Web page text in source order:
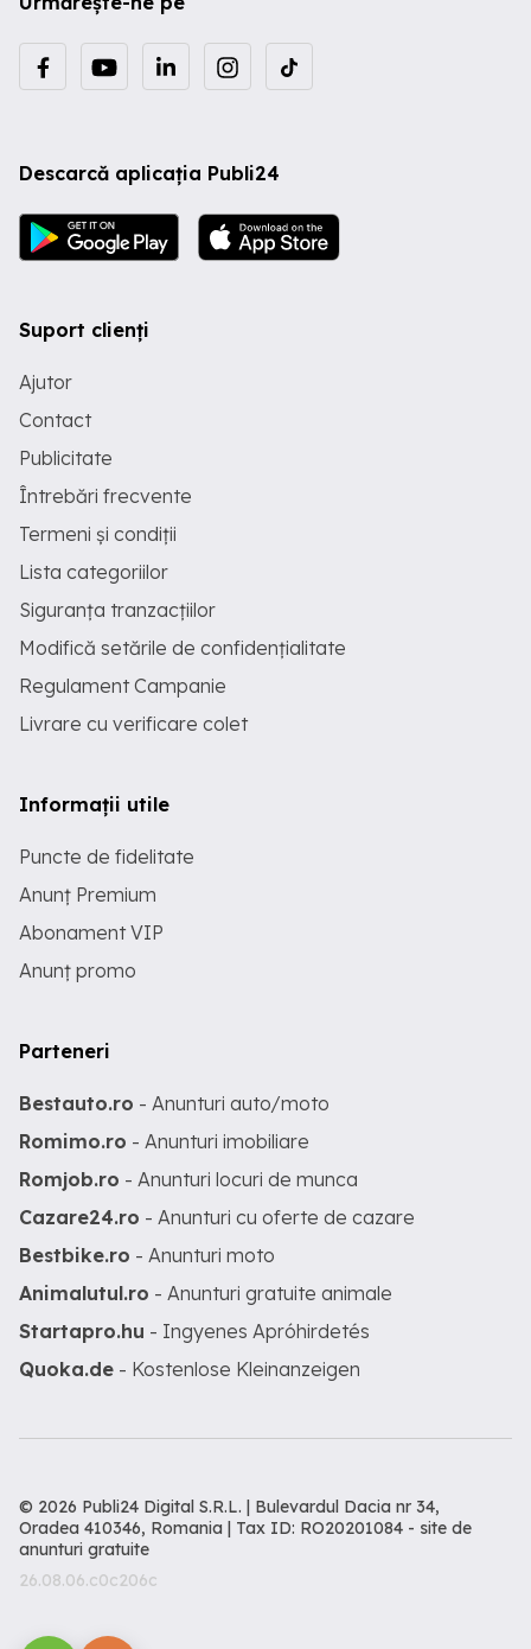
Descarcă aplicația Publi24
Suport clienți
Ajutor
Contact
Publicitate
Întrebări frecvente
Termeni și condiții
Lista categoriilor
Siguranța tranzacțiilor
Modifică setările de confidențialitate
Regulament Campanie
Livrare cu verificare colet
Informații utile
Puncte de fidelitate
Anunț Premium
Abonament VIP
Anunț promo
Parteneri
Bestauto.ro - Anunturi auto/moto
Romimo.ro - Anunturi imobiliare
Romjob.ro - Anunturi locuri de munca
Cazare24.ro - Anunturi cu oferte de cazare
Bestbike.ro - Anunturi moto
Animalutul.ro - Anunturi gratuite animale
Startapro.hu - Ingyenes Apróhirdetés
Quoka.de - Kostenlose Kleinanzeigen
© 2026 Publi24 Digital S.R.L. | Bulevardul Dacia nr 34,
Oradea 410346, Romania | Tax ID: RO20201084 - site de
anunturi gratuite
26.08.06.c0c206c